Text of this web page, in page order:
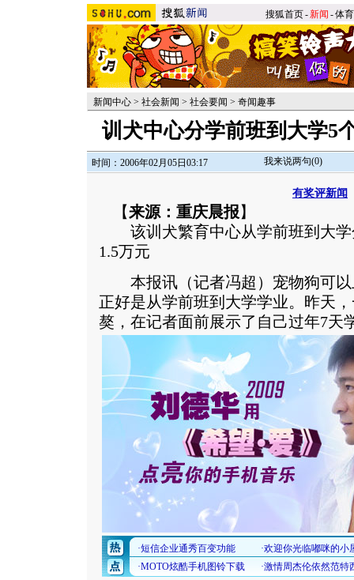
搜狐首页-新闻 -体育
新闻中心 > 社会新闻 > 社会要闻 > 奇闻趣事
训犬中心分学前班到大学5
时间：2006年02月05日03:17 我来说两句(0)
有奖评新闻
【来源：重庆晨报 】
该训犬繁育中心从学前班到大学
1.5万元
本报讯（记者冯超）宠物狗可以
正好是从学前班到大学学业。昨天
獒，在记者面前展示了自己过年7天